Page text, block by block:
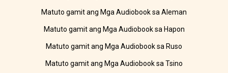
Matuto gamit ang Mga Audiobook sa Aleman
Matuto gamit ang Mga Audiobook sa Hapon
Matuto gamit ang Mga Audiobook sa Ruso
Matuto gamit ang Mga Audiobook sa Tsino